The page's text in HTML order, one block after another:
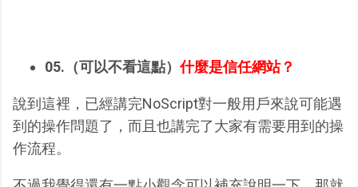
05.（可以不看這點）什麼是信任網站？
說到這裡，已經講完NoScript對一般用戶來說可能遇
到的操作問題了，而且也講完了大家有需要用到的操
作流程。